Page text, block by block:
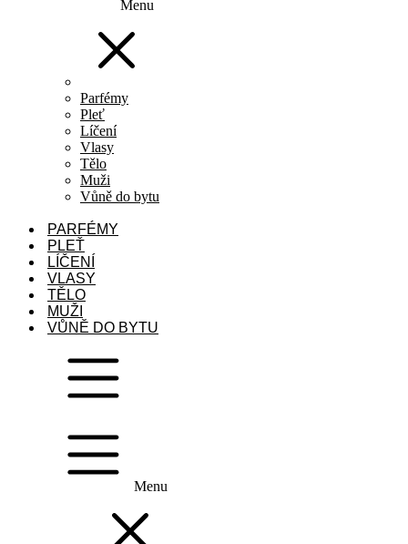
Menu
Parfémy
Pleť
Líčení
Vlasy
Tělo
Muži
Vůně do bytu
PARFÉMY
PLEŤ
LÍČENÍ
VLASY
TĚLO
MUŽI
VŮNĚ DO BYTU
Menu